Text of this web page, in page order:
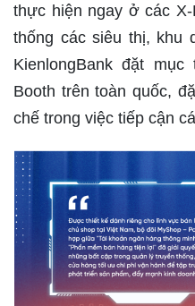
thực hiện ngay ở các
thống các siêu thị, khu
KienlongBank đặt
Booth trên toàn quốc,
chế trong việc tiếp cận